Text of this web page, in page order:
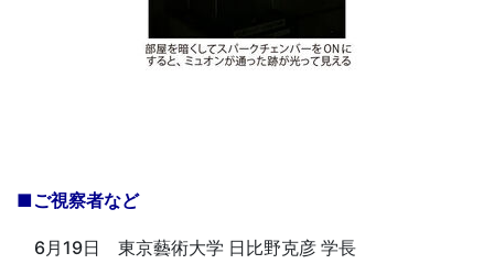
■ご視察者など
6月19日 東京藝術大学 日比野克彦 学長